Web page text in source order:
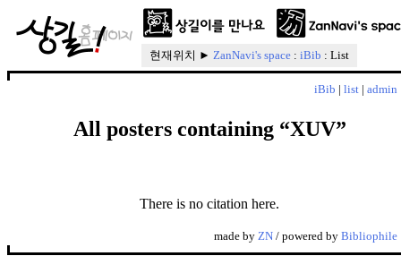
현재위치 ► ZanNavi's space : iBib : List
iBib | list | admin
All posters containing “XUV”
There is no citation here.
made by ZN / powered by Bibliophile